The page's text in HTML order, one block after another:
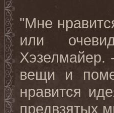
"Мне
или
Хэзелмайер.
вещи и
нравится
предвзятых